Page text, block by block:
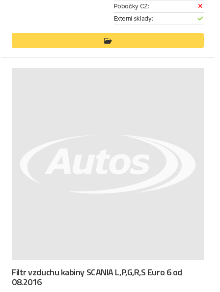
Pobočky CZ:
Externí sklady:
Filtr vzduchu kabiny SCANIA L,P,G,R,S Euro 6 od
08.2016